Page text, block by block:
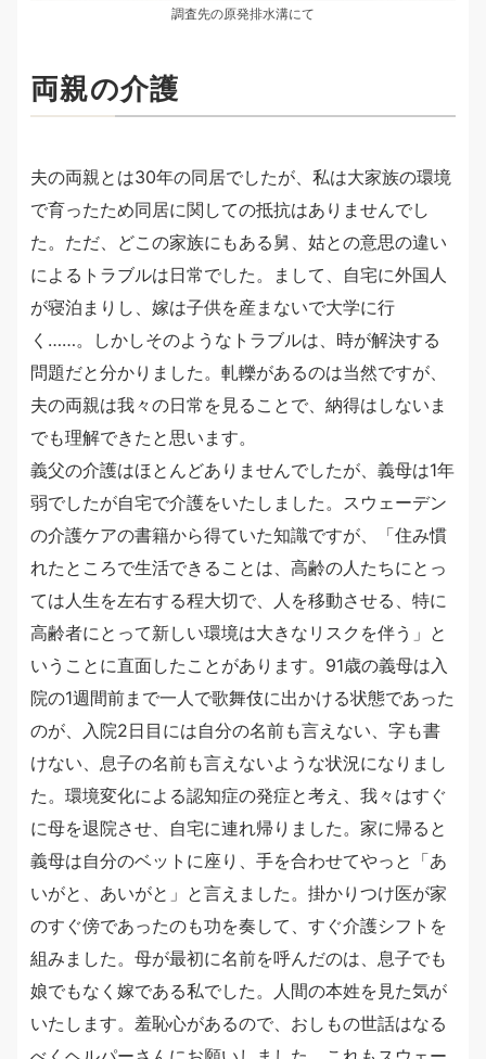
調査先の原発排水溝にて
両親の介護
夫の両親とは30年の同居でしたが、私は大家族の環境
で育ったため同居に関しての抵抗はありませんでし
た。ただ、どこの家族にもある舅、姑との意思の違い
によるトラブルは日常でした。まして、自宅に外国人
が寝泊まりし、嫁は子供を産まないで大学に行
く……。しかしそのようなトラブルは、時が解決する
問題だと分かりました。軋轢があるのは当然ですが、
夫の両親は我々の日常を見ることで、納得はしないま
でも理解できたと思います。
義父の介護はほとんどありませんでしたが、義母は1年
弱でしたが自宅で介護をいたしました。スウェーデン
の介護ケアの書籍から得ていた知識ですが、「住み慣
れたところで生活できることは、高齢の人たちにとっ
ては人生を左右する程大切で、人を移動させる、特に
高齢者にとって新しい環境は大きなリスクを伴う」と
いうことに直面したことがあります。91歳の義母は入
院の1週間前まで一人で歌舞伎に出かける状態であった
のが、入院2日目には自分の名前も言えない、字も書
けない、息子の名前も言えないような状況になりまし
た。環境変化による認知症の発症と考え、我々はすぐ
に母を退院させ、自宅に連れ帰りました。家に帰ると
義母は自分のベットに座り、手を合わせてやっと「あ
いがと、あいがと」と言えました。掛かりつけ医が家
のすぐ傍であったのも功を奏して、すぐ介護シフトを
組みました。母が最初に名前を呼んだのは、息子でも
娘でもなく嫁である私でした。人間の本姓を見た気が
いたします。羞恥心があるので、おしもの世話はなる